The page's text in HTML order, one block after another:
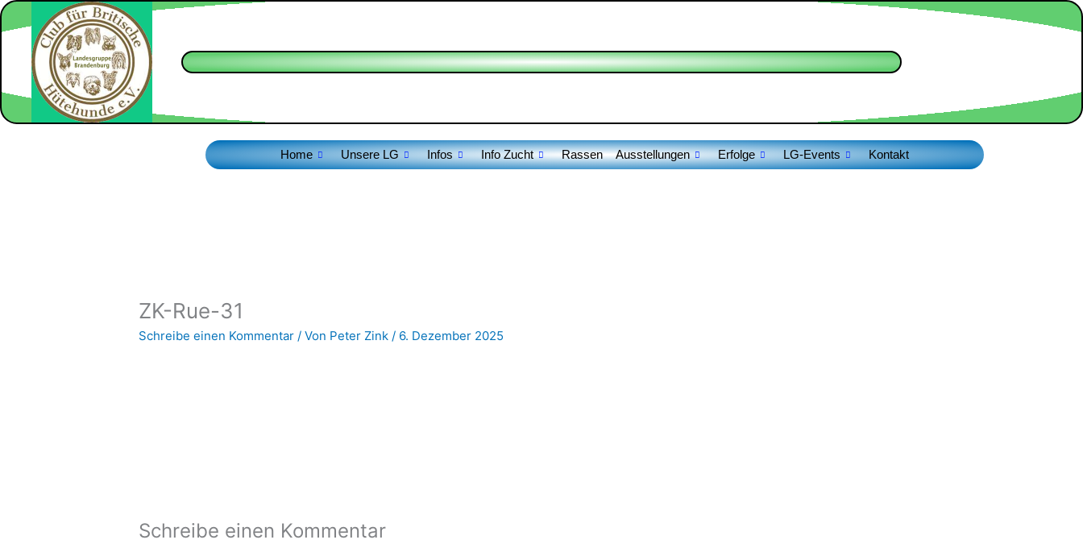
Zum
Inhalt
springen
Home Unsere LG Infos Info Zucht Rassen Ausstellungen Erfolge LG-Events Kontakt
ZK-Rue-31
Schreibe einen Kommentar / Von Peter Zink/ 6. Dezember 2025
Schreibe einen Kommentar